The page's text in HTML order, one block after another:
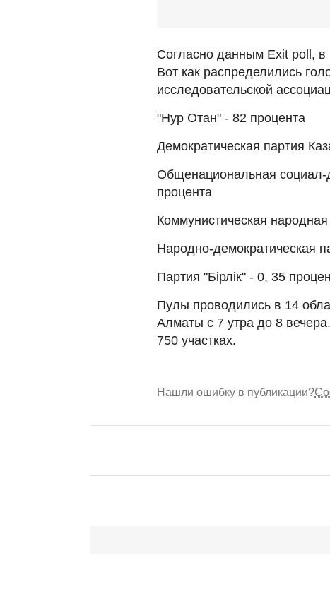
Согласно данным Exit poll, в
Вот как распределились
исследовательской
"Нур Отан" - 82 процента
Демократическая партия
Общенациональная
процента
Коммунистическая
Народно-демократическая
Партия "Бірлік" - 0, 35
Пулы проводились в 14
Алматы с 7 утра до 8
750 участках.
Нашли ошибку в публикации?